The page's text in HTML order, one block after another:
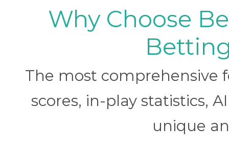
Why Choose
The most
scores, in-play statistics,
unique